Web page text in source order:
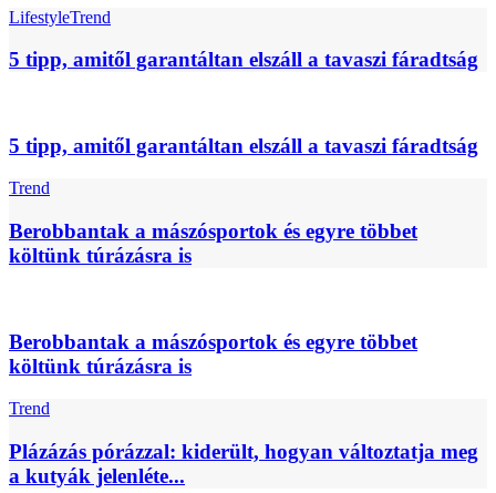
LifestyleTrend
5 tipp, amitől garantáltan elszáll a tavaszi fáradtság
5 tipp, amitől garantáltan elszáll a tavaszi fáradtság
Trend
Berobbantak a mászósportok és egyre többet
költünk túrázásra is
Berobbantak a mászósportok és egyre többet
költünk túrázásra is
Trend
Plázázás pórázzal: kiderült, hogyan változtatja meg
a kutyák jelenléte...